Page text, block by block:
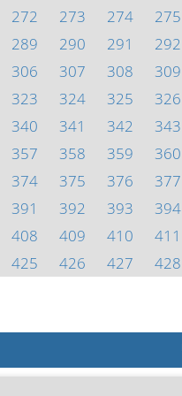
272 273 274
275
289 290 291
292
306 307 308
309
323 324 325
326
340 341 342
343
357 358 359
360
374 375 376
377
391 392 393
394
408 409 410
411
425 426 427
428